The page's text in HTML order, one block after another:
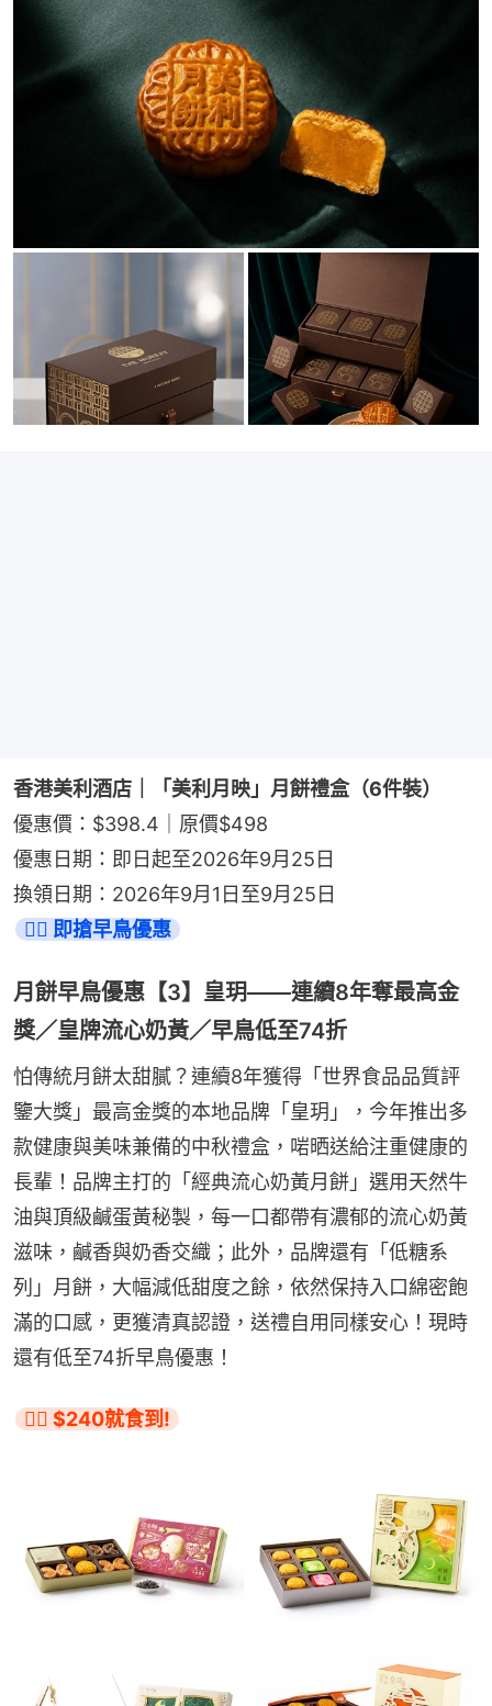
香港美利酒店｜「美利月映」月餅禮盒（6件裝）
優惠價：$398.4｜原價$498
優惠日期：即日起至2026年9月25日
換領日期：2026年9月1日至9月25日
👉🏻 即搶早鳥優惠
月餅早鳥優惠【3】皇玥——連續8年奪最高金
獎／皇牌流心奶黃／早鳥低至74折
怕傳統月餅太甜膩？連續8年獲得「世界食品品質評
鑒大獎」最高金獎的本地品牌「皇玥」，今年推出多
款健康與美味兼備的中秋禮盒，啱晒送給注重健康的
長輩！品牌主打的「經典流心奶黃月餅」選用天然牛
油與頂級鹹蛋黃秘製，每一口都帶有濃郁的流心奶黃
滋味，鹹香與奶香交織；此外，品牌還有「低糖系
列」月餅，大幅減低甜度之餘，依然保持入口綿密飽
滿的口感，更獲清真認證，送禮自用同樣安心！現時
還有低至74折早鳥優惠！
👉🏻 $240就食到!